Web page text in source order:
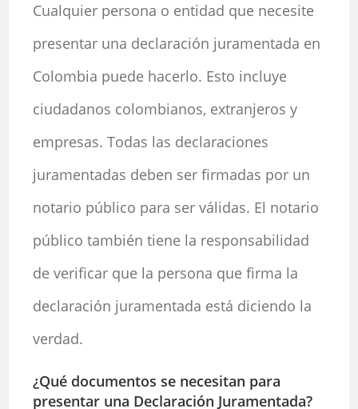
Cualquier persona o entidad que necesite
presentar una declaración juramentada en
Colombia puede hacerlo. Esto incluye
ciudadanos colombianos, extranjeros y
empresas. Todas las declaraciones
juramentadas deben ser firmadas por un
notario público para ser válidas. El notario
público también tiene la responsabilidad
de verificar que la persona que firma la
declaración juramentada está diciendo la
verdad.
¿Qué documentos se necesitan para
presentar una Declaración Juramentada?